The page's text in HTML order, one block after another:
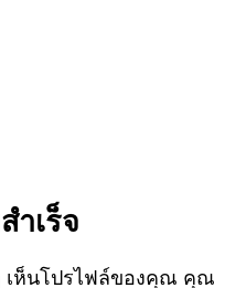
ำเร็จ
ห็นโปรไฟล์ของคุณ คุณ